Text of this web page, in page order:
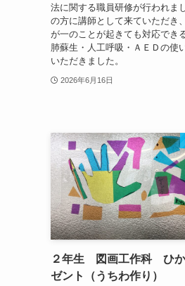
法に関する職員研修が行われま
の方に講師として来ていただき
が一のことが起きても対応でき
肺蘇生・人工呼吸・ＡＥＤの使
いただきました。
2026年6月16日
２年生 図画工作科 ひか
ゼント（うちわ作り）